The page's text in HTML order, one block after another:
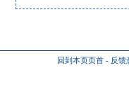
回到本页页首 - 反馈